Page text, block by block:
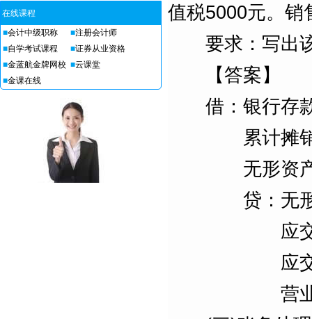
在线课程
■会计中级职称 ■注册会计师
■自学考试课程 ■证券从业资格
■金蓝航金牌网校 ■云课堂
■金课在线
值税5000元。销
要求：写出该
【答案】
借：银行存
累计摊销
无形资产减
贷：无形
应交税费—
应交税费—
营业外收